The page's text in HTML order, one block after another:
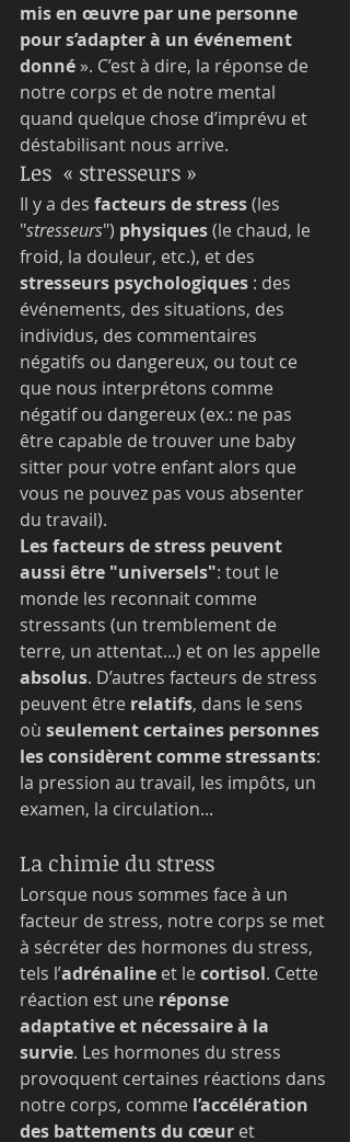
mis en œuvre par une personne
pour s’adapter à un événement
donné ». C’est à dire, la réponse de
notre corps et de notre mental
quand quelque chose d’imprévu et
déstabilisant nous arrive.
Les  « stresseurs »
Il y a des facteurs de stress (les
"stresseurs") physiques (le chaud, le
froid, la douleur, etc.), et des
stresseurs psychologiques : des
événements, des situations, des
individus, des commentaires
négatifs ou dangereux, ou tout ce
que nous interprétons comme
négatif ou dangereux (ex.: ne pas
être capable de trouver une baby
sitter pour votre enfant alors que
vous ne pouvez pas vous absenter
du travail).
Les facteurs de stress peuvent
aussi être "universels": tout le
monde les reconnait comme
stressants (un tremblement de
terre, un attentat...) et on les appelle
absolus. D’autres facteurs de stress
peuvent être relatifs, dans le sens
où seulement certaines personnes
les considèrent comme stressants:
la pression au travail, les impôts, un
examen, la circulation...
La chimie du stress
Lorsque nous sommes face à un
facteur de stress, notre corps se met
à sécréter des hormones du stress,
tels l’adrénaline et le cortisol. Cette
réaction est une réponse
adaptative et nécessaire à la
survie. Les hormones du stress
provoquent certaines réactions dans
notre corps, comme l’accélération
des battements du cœur et